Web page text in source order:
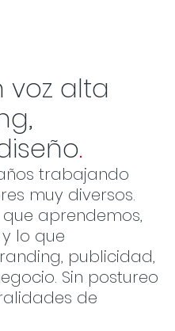
voz alta
.
trabajando
muy diversos.
aprendemos,
lo que
publicidad,
Sin postureo
de